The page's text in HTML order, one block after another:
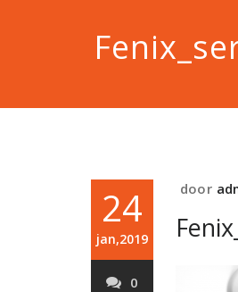
24
jan,2019
0
door